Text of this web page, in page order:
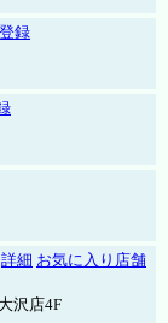
録
詳細 お気に入り店舗
沢店4F